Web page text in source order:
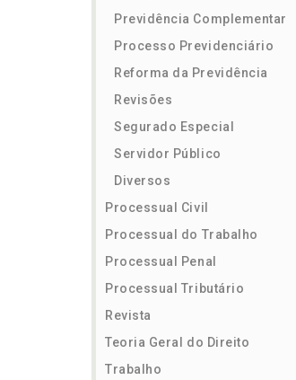
Previdência Complementar
Processo Previdenciário
Reforma da Previdência
Revisões
Segurado Especial
Servidor Público
Diversos
Processual Civil
Processual do Trabalho
Processual Penal
Processual Tributário
Revista
Teoria Geral do Direito
Trabalho
TambémTambém